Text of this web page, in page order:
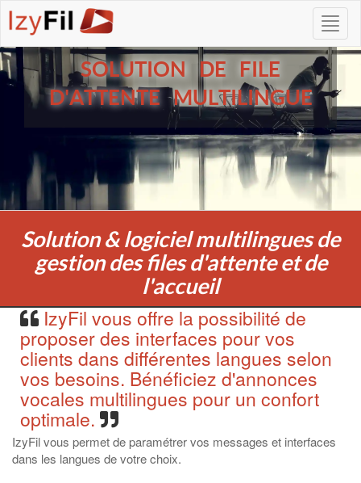
SOLUTION DE FILE
D'ATTENTE MULTILINGUE
Solution & logiciel multilingues de
gestion des files d'attente et de
l'accueil
IzyFil vous offre la possibilité de
proposer des interfaces pour vos
clients dans différentes langues selon
vos besoins. Bénéficiez d'annonces
vocales multilingues pour un confort
optimale.
IzyFil vous permet de paramétrer vos messages et interfaces
dans les langues de votre choix.